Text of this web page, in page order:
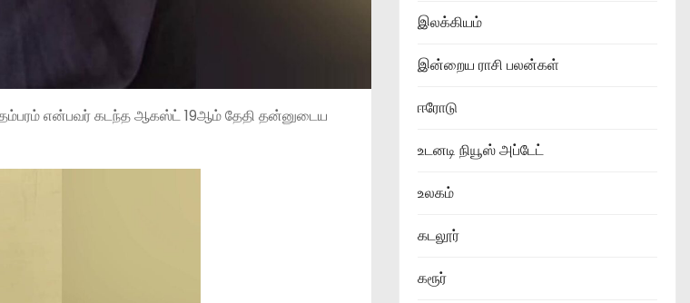
சிதம்பரம் என்பவர் கடந்த ஆகஸ்ட் 19ஆம் தேதி தன்னுடைய
இலக்கியம்
இன்றைய ராசி பலன்கள்
ஈரோடு
உடனடி நியூஸ் அப்டேட்
உலகம்
கடலூர்
கரூர்